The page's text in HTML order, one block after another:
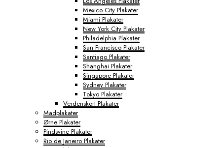
Mexico City Plakater
Miami Plakater
New York City Plakater
Philadelphia Plakater
San Francisco Plakater
Santiago Plakater
Shanghai Plakater
Singapore Plakater
Sydney Plakater
Tokyo Plakater
Verdenskort Plakater
Madplakater
Ørne Plakater
Pindsvine Plakater
Rio de Janeiro Plakater